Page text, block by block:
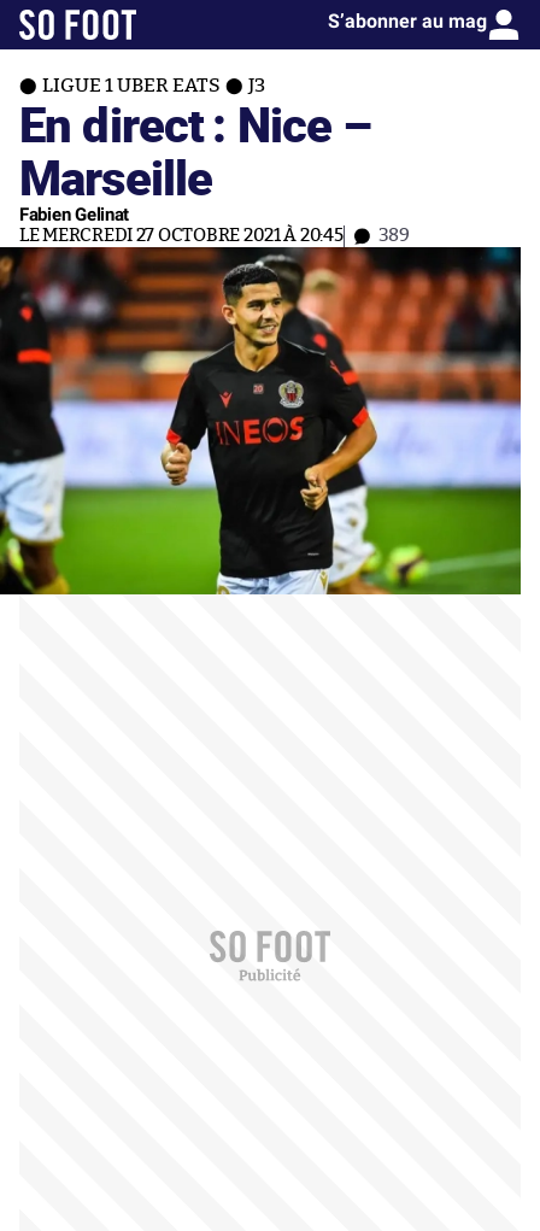
S’abonner au mag
LIGUE 1 UBER EATS J3
En direct : Nice –
Marseille
Fabien Gelinat
LE MERCREDI 27 OCTOBRE 2021 À 20:45 389